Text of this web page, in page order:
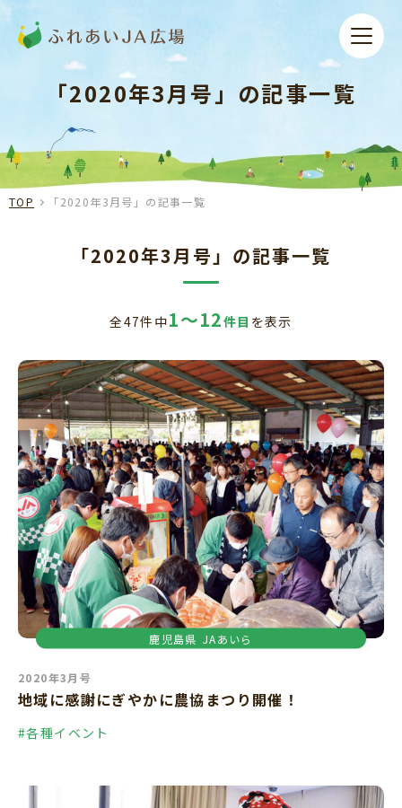
「2020年3月号」の記事一覧
TOP 「2020年3月号」の記事一覧
「2020年3月号」の記事一覧
全47件中1～12件目 を表示
鹿児島県 JAあいら
2020年3月号
地域に感謝にぎやかに農協まつり開催！
#各種イベント